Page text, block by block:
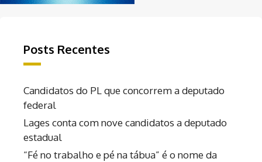
Posts Recentes
Candidatos do PL que concorrem a deputado
federal
Lages conta com nove candidatos a deputado
estadual
“Fé no trabalho e pé na tábua” é o nome da